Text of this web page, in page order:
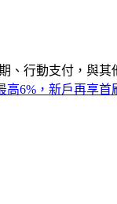
、行動支付，與其
高6%，新戶再享首